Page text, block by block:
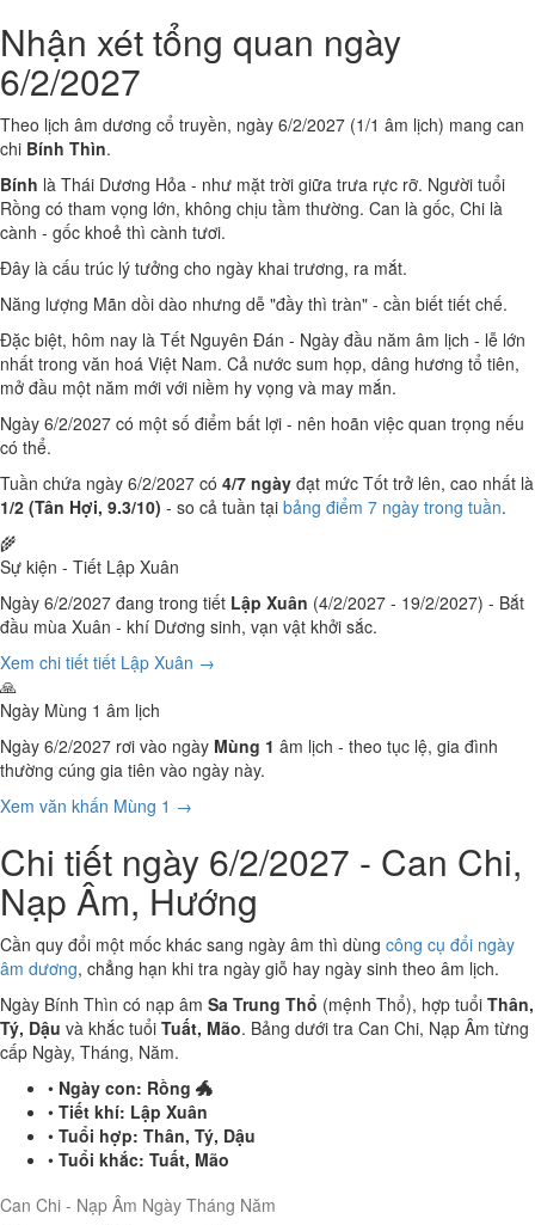
Nhận xét tổng quan ngày
6/2/2027
Theo lịch âm dương cổ truyền, ngày 6/2/2027 (1/1 âm lịch) mang can
chi Bính Thìn.
Bính là Thái Dương Hỏa - như mặt trời giữa trưa rực rỡ. Người tuổi
Rồng có tham vọng lớn, không chịu tầm thường. Can là gốc, Chi là
cành - gốc khoẻ thì cành tươi.
Đây là cấu trúc lý tưởng cho ngày khai trương, ra mắt.
Năng lượng Mãn dồi dào nhưng dễ "đầy thì tràn" - cần biết tiết chế.
Đặc biệt, hôm nay là Tết Nguyên Đán - Ngày đầu năm âm lịch - lễ lớn
nhất trong văn hoá Việt Nam. Cả nước sum họp, dâng hương tổ tiên,
mở đầu một năm mới với niềm hy vọng và may mắn.
Ngày 6/2/2027 có một số điểm bất lợi - nên hoãn việc quan trọng nếu
có thể.
Tuần chứa ngày 6/2/2027 có 4/7 ngày đạt mức Tốt trở lên, cao nhất là
1/2 (Tân Hợi, 9.3/10) - so cả tuần tại bảng điểm 7 ngày trong tuần.
🌾
Sự kiện - Tiết Lập Xuân
Ngày 6/2/2027 đang trong tiết Lập Xuân (4/2/2027 - 19/2/2027) - Bắt
đầu mùa Xuân - khí Dương sinh, vạn vật khởi sắc.
Xem chi tiết tiết Lập Xuân →
🙏
Ngày Mùng 1 âm lịch
Ngày 6/2/2027 rơi vào ngày Mùng 1 âm lịch - theo tục lệ, gia đình
thường cúng gia tiên vào ngày này.
Xem văn khấn Mùng 1 →
Chi tiết ngày 6/2/2027 - Can Chi,
Nạp Âm, Hướng
Cần quy đổi một mốc khác sang ngày âm thì dùng công cụ đổi ngày
âm dương, chẳng hạn khi tra ngày giỗ hay ngày sinh theo âm lịch.
Ngày Bính Thìn có nạp âm Sa Trung Thổ (mệnh Thổ), hợp tuổi Thân,
Tý, Dậu và khắc tuổi Tuất, Mão. Bảng dưới tra Can Chi, Nạp Âm từng
cấp Ngày, Tháng, Năm.
• Ngày con: Rồng 🐲
• Tiết khí: Lập Xuân
• Tuổi hợp: Thân, Tý, Dậu
• Tuổi khắc: Tuất, Mão
Can Chi - Nạp Âm Ngày Tháng Năm